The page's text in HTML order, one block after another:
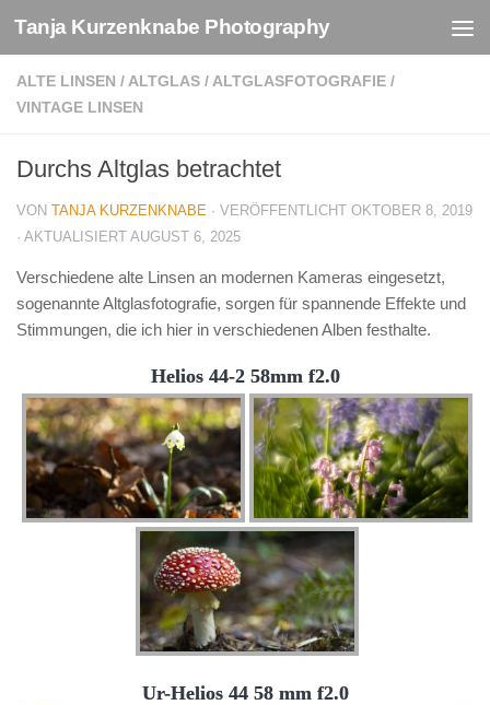
Zum Inhalt springen
Tanja Kurzenknabe Photography
ALTE LINSEN / ALTGLAS / ALTGLASFOTOGRAFIE /
VINTAGE LINSEN
Durchs Altglas betrachtet
VON TANJA KURZENKNABE · VERÖFFENTLICHT OKTOBER 8, 2019
· AKTUALISIERT AUGUST 6, 2025
Verschiedene alte Linsen an modernen Kameras eingesetzt,
sogenannte Altglasfotografie, sorgen für spannende Effekte und
Stimmungen, die ich hier in verschiedenen Alben festhalte.
Helios 44-2 58mm f2.0
Ur-Helios 44 58 mm f2.0